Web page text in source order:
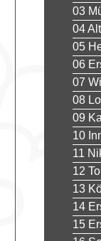
03
04
05
06
07
08
09
10
11
12
13
14
15